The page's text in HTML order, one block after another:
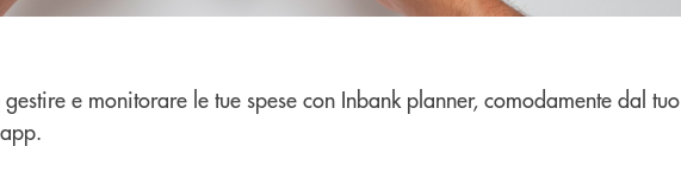
e monitorare le tue spese con Inbank planner, comodamente dal tuo